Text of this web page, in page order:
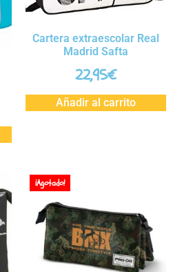
Cartera extraescolar Real
Madrid Safta
22,95€
Añadir al carrito
¡Agotado!